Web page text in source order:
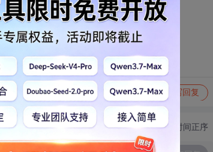
举报 写回复
切换为时间正序